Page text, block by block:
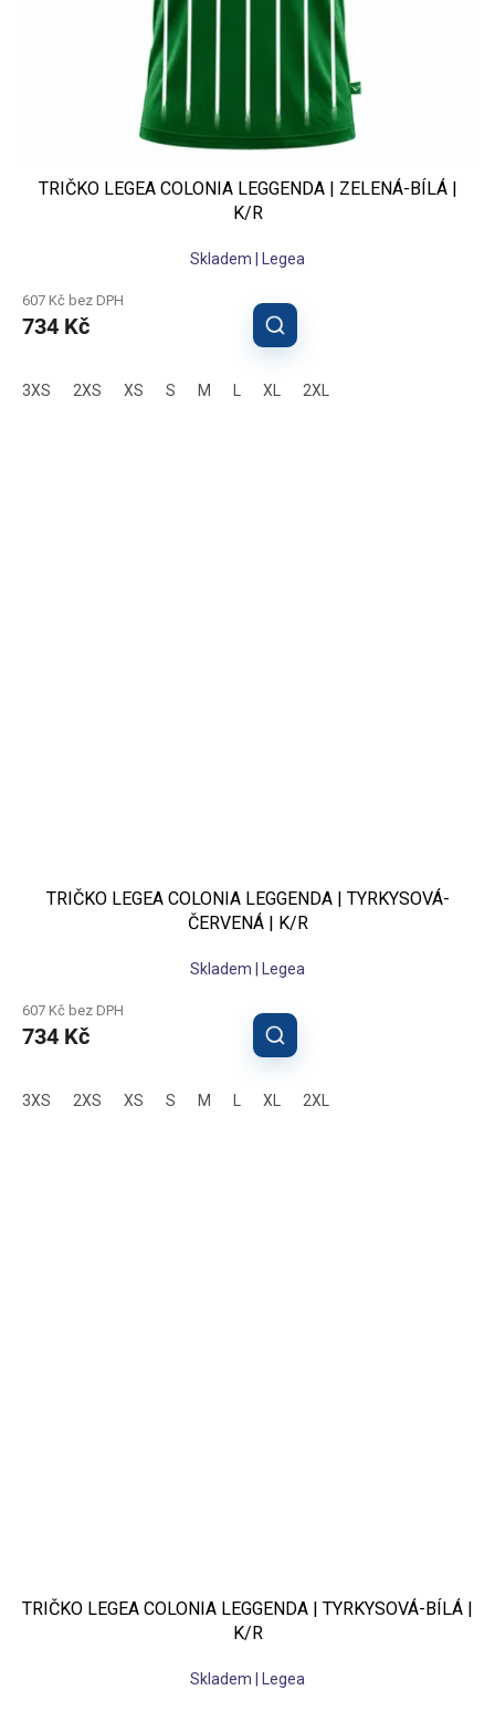
TRIČKO LEGEA COLONIA LEGGENDA | ZELENÁ-BÍLÁ |
K/R
Skladem | Legea
607 Kč bez DPH
734 Kč
3XS 2XS XS S M XL 2XL
TRIČKO LEGEA COLONIA LEGGENDA | TYRKYSOVÁ-
ČERVENÁ | K/R
Skladem | Legea
607 Kč bez DPH
734 Kč
3XS 2XS XS S M XL 2XL
TRIČKO LEGEA COLONIA LEGGENDA | TYRKYSOVÁ-BÍLÁ |
K/R
Skladem | Legea